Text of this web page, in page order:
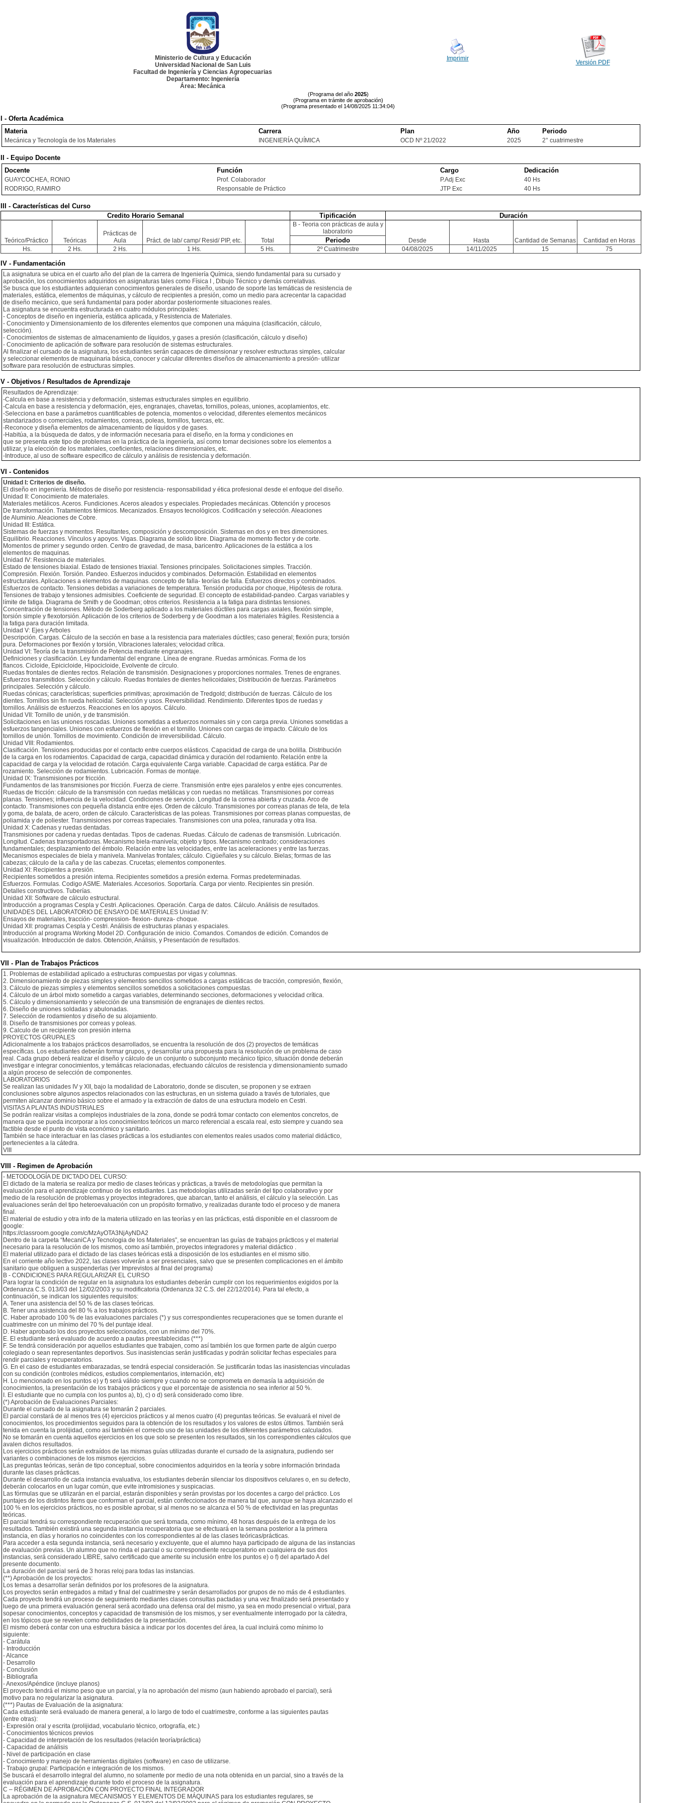
Ministerio de Cultura y Educación
Universidad Nacional de San Luis
Facultad de Ingeniería y Ciencias Agropecuarias
Departamento: Ingeniería
Área: Mecánica
Imprimir
Versión PDF
(Programa del año 2025)
(Programa en trámite de aprobación)
(Programa presentado el 14/08/2025 11:34:04)
I - Oferta Académica
Materia
Carrera Plan Año Periodo
Mecánica y Tecnología de los Materiales INGENIERÍA QUÍMICA OCD Nº 21/2022 2025 2° cuatrimestre
II - Equipo Docente
Docente
Función Cargo Dedicación
GUAYCOCHEA, RONIO Prof. Colaborador P.Adj Exc
40 Hs
RODRIGO, RAMIRO
Responsable de Práctico JTP Exc 40 Hs
III - Características del Curso
Credito Horario Semanal
Tipificación Duración
Teórico/Práctico Teóricas
Prácticas de
Aula
Práct. de lab/ camp/ Resid/ PIP, etc. Total
B - Teoria con prácticas de aula y
laboratorio
Desde
Hasta Cantidad de Semanas Cantidad en Horas
Periodo
Hs. 2 Hs. 2 Hs. 1 Hs. 5 Hs. 2º Cuatrimestre 04/08/2025 14/11/2025 15 75
IV - Fundamentación
La asignatura se ubica en el cuarto año del plan de la carrera de Ingeniería Química, siendo fundamental para su cursado y
aprobación, los conocimientos adquiridos en asignaturas tales como Física I , Dibujo Técnico y demás correlativas.
Se busca que los estudiantes adquieran conocimientos generales de diseño, usando de soporte las temáticas de resistencia de
materiales, estática, elementos de máquinas, y cálculo de recipientes a presión, como un medio para acrecentar la capacidad
de diseño mecánico, que será fundamental para poder abordar posteriormente situaciones reales.
La asignatura se encuentra estructurada en cuatro módulos principales:
- Conceptos de diseño en ingeniería, estática aplicada, y Resistencia de Materiales.
- Conocimiento y Dimensionamiento de los diferentes elementos que componen una máquina (clasificación, cálculo,
selección).
- Conocimientos de sistemas de almacenamiento de líquidos, y gases a presión (clasificación, cálculo y diseño)
- Conocimiento de aplicación de software para resolución de sistemas estructurales.
Al finalizar el cursado de la asignatura, los estudiantes serán capaces de dimensionar y resolver estructuras simples, calcular
y seleccionar elementos de maquinaria básica, conocer y calcular diferentes diseños de almacenamiento a presión- utilizar
software para resolución de estructuras simples.
V - Objetivos / Resultados de Aprendizaje
Resultados de Aprendizaje:
-Calcula en base a resistencia y deformación, sistemas estructurales simples en equilibrio.
-Calcula en base a resistencia y deformación, ejes, engranajes, chavetas, tornillos, poleas, uniones, acoplamientos, etc.
-Selecciona en base a parámetros cuantificables de potencia, momentos o velocidad, diferentes elementos mecánicos
standarizados o comerciales, rodamientos, correas, poleas, tornillos, tuercas, etc.
-Reconoce y diseña elementos de almacenamiento de líquidos y de gases.
-Habitúa, a la búsqueda de datos, y de información necesaria para el diseño, en la forma y condiciones en
que se presenta este tipo de problemas en la práctica de la ingeniería, así como tomar decisiones sobre los elementos a
utilizar, y la elección de los materiales, coeficientes, relaciones dimensionales, etc.
-Introduce, al uso de software especifico de cálculo y análisis de resistencia y deformación.
VI - Contenidos
Unidad I: Criterios de diseño.
El diseño en ingeniería. Métodos de diseño por resistencia- responsabilidad y ética profesional desde el enfoque del diseño.
Unidad II: Conocimiento de materiales.
Materiales metálicos. Aceros. Fundiciones. Aceros aleados y especiales. Propiedades mecánicas. Obtención y procesos
De transformación. Tratamientos térmicos. Mecanizados. Ensayos tecnológicos. Codificación y selección. Aleaciones
de Aluminio. Aleaciones de Cobre.
Unidad III: Estática.
Sistemas de fuerzas y momentos. Resultantes, composición y descomposición. Sistemas en dos y en tres dimensiones.
Equilibrio. Reacciones. Vínculos y apoyos. Vigas. Diagrama de solido libre. Diagrama de momento flector y de corte.
Momentos de primer y segundo orden. Centro de gravedad, de masa, baricentro. Aplicaciones de la estática a los
elementos de maquinas.
Unidad IV: Resistencia de materiales.
Estado de tensiones biaxial. Estado de tensiones triaxial. Tensiones principales. Solicitaciones simples. Tracción.
Compresión. Flexión. Torsión. Pandeo. Esfuerzos inducidos y combinados. Deformación. Estabilidad en elementos
estructurales. Aplicaciones a elementos de maquinas. concepto de falla- teorías de falla. Esfuerzos directos y combinados.
Esfuerzos de contacto. Tensiones debidas a variaciones de temperatura. Tensión producida por choque, Hipótesis de rotura.
Tensiones de trabajo y tensiones admisibles. Coeficiente de seguridad. El concepto de estabilidad-pandeo. Cargas variables y
límite de fatiga. Diagrama de Smith y de Goodman; otros criterios. Resistencia a la fatiga para distintas tensiones.
Concentración de tensiones. Método de Soderberg aplicado a los materiales dúctiles para cargas axiales, flexión simple,
torsión simple y flexotorsión. Aplicación de los criterios de Soderberg y de Goodman a los materiales frágiles. Resistencia a
la fatiga para duración limitada.
Unidad V: Ejes y Arboles
Descripción. Cargas. Cálculo de la sección en base a la resistencia para materiales dúctiles; caso general; flexión pura; torsión
pura. Deformaciones por flexión y torsión, Vibraciones laterales; velocidad crítica.
Unidad VI: Teoría de la transmisión de Potencia mediante engranajes.
Definiciones y clasificación. Ley fundamental del engrane. Línea de engrane. Ruedas armónicas. Forma de los
flancos. Cicloide, Epicicloide, Hipocicloide, Evolvente de círculo.
Ruedas frontales de dientes rectos. Relación de transmisión. Designaciones y proporciones normales. Trenes de engranes.
Esfuerzos transmitidos. Selección y cálculo. Ruedas frontales de dientes helicoidales; Distribución de fuerzas. Parámetros
principales. Selección y cálculo.
Ruedas cónicas; características; superficies primitivas; aproximación de Tredgold; distribución de fuerzas. Cálculo de los
dientes. Tornillos sin fin rueda helicoidal. Selección y usos. Reversibilidad. Rendimiento. Diferentes tipos de ruedas y
tornillos. Análisis de esfuerzos. Reacciones en los apoyos. Cálculo.
Unidad VII: Tornillo de unión, y de transmisión.
Solicitaciones en las uniones roscadas. Uniones sometidas a esfuerzos normales sin y con carga previa. Uniones sometidas a
esfuerzos tangenciales. Uniones con esfuerzos de flexión en el tornillo. Uniones con cargas de impacto. Cálculo de los
tornillos de unión. Tornillos de movimiento. Condición de irreversibilidad. Cálculo.
Unidad VIII: Rodamientos.
Clasificación. Tensiones producidas por el contacto entre cuerpos elásticos. Capacidad de carga de una bolilla. Distribución
de la carga en los rodamientos. Capacidad de carga, capacidad dinámica y duración del rodamiento. Relación entre la
capacidad de carga y la velocidad de rotación. Carga equivalente Carga variable. Capacidad de carga estática. Par de
rozamiento. Selección de rodamientos. Lubricación. Formas de montaje.
Unidad IX: Transmisiones por fricción.
Fundamentos de las transmisiones por fricción. Fuerza de cierre. Transmisión entre ejes paralelos y entre ejes concurrentes.
Ruedas de fricción: cálculo de la transmisión con ruedas metálicas y con ruedas no metálicas. Transmisiones por correas
planas. Tensiones; influencia de la velocidad. Condiciones de servicio. Longitud de la correa abierta y cruzada. Arco de
contacto. Transmisiones con pequeña distancia entre ejes. Orden de cálculo. Transmisiones por correas planas de tela, de tela
y goma, de balata, de acero, orden de cálculo. Características de las poleas. Transmisiones por correas planas compuestas, de
poliamida y de poliester. Transmisiones por correas trapeciales. Transmisiones con una polea, ranurada y otra lisa.
Unidad X: Cadenas y ruedas dentadas.
Transmisiones por cadena y ruedas dentadas. Tipos de cadenas. Ruedas. Cálculo de cadenas de transmisión. Lubricación.
Longitud. Cadenas transportadoras. Mecanismo biela-manivela; objeto y tipos. Mecanismo centrado; consideraciones
fundamentales; desplazamiento del émbolo. Relación entre las velocidades, entre las aceleraciones y entre las fuerzas.
Mecanismos especiales de biela y manivela. Manivelas frontales; cálculo. Cigüeñales y su cálculo. Bielas; formas de las
cabezas; cálculo de la caña y de las cabezas. Crucetas; elementos componentes.
Unidad XI: Recipientes a presión.
Recipientes sometidos a presión interna. Recipientes sometidos a presión externa. Formas predeterminadas.
Esfuerzos. Formulas. Codigo ASME. Materiales. Accesorios. Soportaría. Carga por viento. Recipientes sin presión.
Detalles constructivos. Tuberías.
Unidad XII: Software de cálculo estructural.
Introducción a programas Cespla y Cestri. Aplicaciones. Operación. Carga de datos. Cálculo. Análisis de resultados.
UNIDADES DEL LABORATORIO DE ENSAYO DE MATERIALES Unidad IV:
Ensayos de materiales, tracción- compression- flexion- dureza- choque.
Unidad XII: programas Cespla y Cestri. Análisis de estructuras planas y espaciales.
Introducción al programa Working Model 2D. Configuración de inicio. Comandos. Comandos de edición. Comandos de
visualización. Introducción de datos. Obtención, Análisis, y Presentación de resultados.
VII - Plan de Trabajos Prácticos
1. Problemas de estabilidad aplicado a estructuras compuestas por vigas y columnas.
2. Dimensionamiento de piezas simples y elementos sencillos sometidos a cargas estáticas de tracción, compresión, flexión,
3. Cálculo de piezas simples y elementos sencillos sometidos a solicitaciones compuestas.
4. Cálculo de un árbol mixto sometido a cargas variables, determinando secciones, deformaciones y velocidad crítica.
5. Cálculo y dimensionamiento y selección de una transmisión de engranajes de dientes rectos.
6. Diseño de uniones soldadas y abulonadas.
7. Selección de rodamientos y diseño de su alojamiento.
8. Diseño de transmisiones por correas y poleas.
9. Calculo de un recipiente con presión interna
PROYECTOS GRUPALES
Adicionalmente a los trabajos prácticos desarrollados, se encuentra la resolución de dos (2) proyectos de temáticas
específicas. Los estudiantes deberán formar grupos, y desarrollar una propuesta para la resolución de un problema de caso
real. Cada grupo deberá realizar el diseño y cálculo de un conjunto o subconjunto mecánico típico, situación donde deberán
investigar e integrar conocimientos, y temáticas relacionadas, efectuando cálculos de resistencia y dimensionamiento sumado
a algún proceso de selección de componentes.
LABORATORIOS
Se realizan las unidades IV y XII, bajo la modalidad de Laboratorio, donde se discuten, se proponen y se extraen
conclusiones sobre algunos aspectos relacionados con las estructuras, en un sistema guiado a través de tutoriales, que
permiten alcanzar dominio básico sobre el armado y la extracción de datos de una estructura modelo en Cestri.
VISITAS A PLANTAS INDUSTRIALES
Se podrán realizar visitas a complejos industriales de la zona, donde se podrá tomar contacto con elementos concretos, de
manera que se pueda incorporar a los conocimientos teóricos un marco referencial a escala real, esto siempre y cuando sea
factible desde el punto de vista económico y sanitario.
También se hace interactuar en las clases prácticas a los estudiantes con elementos reales usados como material didáctico,
pertenecientes a la cátedra.
VIII
VIII - Regimen de Aprobación
- METODOLOGÍA DE DICTADO DEL CURSO:
El dictado de la materia se realiza por medio de clases teóricas y prácticas, a través de metodologías que permitan la
evaluación para el aprendizaje continuo de los estudiantes. Las metodologías utilizadas serán del tipo colaborativo y por
medio de la resolución de problemas y proyectos integradores, que abarcan, tanto el análisis, el cálculo y la selección. Las
evaluaciones serán del tipo heteroevaluación con un propósito formativo, y realizadas durante todo el proceso y de manera
final.
El material de estudio y otra info de la materia utilizado en las teorías y en las prácticas, está disponible en el classroom de
google:
https://classroom.google.com/c/MzAyOTA3NjAyNDA2
Dentro de la carpeta “MecaniCA y Tecnologia de los Materiales”, se encuentran las guías de trabajos prácticos y el material
necesario para la resolución de los mismos, como así también, proyectos integradores y material didáctico .
El material utilizado para el dictado de las clases teóricas está a disposición de los estudiantes en el mismo sitio.
En el corriente año lectivo 2022, las clases volverán a ser presenciales, salvo que se presenten complicaciones en el ámbito
sanitario que obliguen a suspenderlas (ver Imprevistos al final del programa)
B - CONDICIONES PARA REGULARIZAR EL CURSO
Para lograr la condición de regular en la asignatura los estudiantes deberán cumplir con los requerimientos exigidos por la
Ordenanza C.S. 013/03 del 12/02/2003 y su modificatoria (Ordenanza 32 C.S. del 22/12/2014). Para tal efecto, a
continuación, se indican los siguientes requisitos:
A. Tener una asistencia del 50 % de las clases teóricas.
B. Tener una asistencia del 80 % a los trabajos prácticos.
C. Haber aprobado 100 % de las evaluaciones parciales (*) y sus correspondientes recuperaciones que se tomen durante el
cuatrimestre con un mínimo del 70 % del puntaje ideal.
D. Haber aprobado los dos proyectos seleccionados, con un mínimo del 70%.
E. El estudiante será evaluado de acuerdo a pautas preestablecidas (***)
F. Se tendrá consideración por aquellos estudiantes que trabajen, como así también los que formen parte de algún cuerpo
colegiado o sean representantes deportivos. Sus inasistencias serán justificadas y podrán solicitar fechas especiales para
rendir parciales y recuperatorios.
G. En el caso de estudiantes embarazadas, se tendrá especial consideración. Se justificarán todas las inasistencias vinculadas
con su condición (controles médicos, estudios complementarios, internación, etc)
H. Lo mencionado en los puntos e) y f) será válido siempre y cuando no se comprometa en demasía la adquisición de
conocimientos, la presentación de los trabajos prácticos y que el porcentaje de asistencia no sea inferior al 50 %.
I. El estudiante que no cumpla con los puntos a), b), c) o d) será considerado como libre.
(*) Aprobación de Evaluaciones Parciales:
Durante el cursado de la asignatura se tomarán 2 parciales.
El parcial constará de al menos tres (4) ejercicios prácticos y al menos cuatro (4) preguntas teóricas. Se evaluará el nivel de
conocimientos, los procedimientos seguidos para la obtención de los resultados y los valores de estos últimos. También será
tenida en cuenta la prolijidad, como así también el correcto uso de las unidades de los diferentes parámetros calculados.
No se tomarán en cuenta aquellos ejercicios en los que solo se presenten los resultados, sin los correspondientes cálculos que
avalen dichos resultados.
Los ejercicios prácticos serán extraídos de las mismas guías utilizadas durante el cursado de la asignatura, pudiendo ser
variantes o combinaciones de los mismos ejercicios.
Las preguntas teóricas, serán de tipo conceptual, sobre conocimientos adquiridos en la teoría y sobre información brindada
durante las clases prácticas.
Durante el desarrollo de cada instancia evaluativa, los estudiantes deberán silenciar los dispositivos celulares o, en su defecto,
deberán colocarlos en un lugar común, que evite intromisiones y suspicacias.
Las fórmulas que se utilizarán en el parcial, estarán disponibles y serán provistas por los docentes a cargo del práctico. Los
puntajes de los distintos ítems que conforman el parcial, están confeccionados de manera tal que, aunque se haya alcanzado el
100 % en los ejercicios prácticos, no es posible aprobar, si al menos no se alcanza el 50 % de efectividad en las preguntas
teóricas.
El parcial tendrá su correspondiente recuperación que será tomada, como mínimo, 48 horas después de la entrega de los
resultados. También existirá una segunda instancia recuperatoria que se efectuará en la semana posterior a la primera
instancia, en días y horarios no coincidentes con los correspondientes al de las clases teóricas/prácticas.
Para acceder a esta segunda instancia, será necesario y excluyente, que el alumno haya participado de alguna de las instancias
de evaluación previas. Un alumno que no rinda el parcial o su correspondiente recuperatorio en cualquiera de sus dos
instancias, será considerado LIBRE, salvo certificado que amerite su inclusión entre los puntos e) o f) del apartado A del
presente documento.
La duración del parcial será de 3 horas reloj para todas las instancias.
(**) Aprobación de los proyectos:
Los temas a desarrollar serán definidos por los profesores de la asignatura.
Los proyectos serán entregados a mitad y final del cuatrimestre y serán desarrollados por grupos de no más de 4 estudiantes.
Cada proyecto tendrá un proceso de seguimiento mediantes clases consultas pactadas y una vez finalizado será presentado y
luego de una primera evaluación general será acordado una defensa oral del mismo, ya sea en modo presencial o virtual, para
sopesar conocimientos, conceptos y capacidad de transmisión de los mismos, y ser eventualmente interrogado por la cátedra,
en los tópicos que se revelen como debilidades de la presentación.
El mismo deberá contar con una estructura básica a indicar por los docentes del área, la cual incluirá como mínimo lo
siguiente:
- Carátula
- Introducción
- Alcance
- Desarrollo
- Conclusión
- Bibliografía
- Anexos/Apéndice (incluye planos)
El proyecto tendrá el mismo peso que un parcial, y la no aprobación del mismo (aun habiendo aprobado el parcial), será
motivo para no regularizar la asignatura.
(***) Pautas de Evaluación de la asignatura:
Cada estudiante será evaluado de manera general, a lo largo de todo el cuatrimestre, conforme a las siguientes pautas
(entre otras):
- Expresión oral y escrita (prolijidad, vocabulario técnico, ortografía, etc.)
- Conocimientos técnicos previos
- Capacidad de interpretación de los resultados (relación teoría/práctica)
- Capacidad de análisis
- Nivel de participación en clase
- Conocimiento y manejo de herramientas digitales (software) en caso de utilizarse.
- Trabajo grupal: Participación e integración de los mismos.
Se buscará el desarrollo integral del alumno, no solamente por medio de una nota obtenida en un parcial, sino a través de la
evaluación para el aprendizaje durante todo el proceso de la asignatura.
C – RÉGIMEN DE APROBACIÓN CON PROYECTO FINAL INTEGRADOR
La aprobación de la asignatura MECANISMOS Y ELEMENTOS DE MÁQUINAS para los estudiantes regulares, se